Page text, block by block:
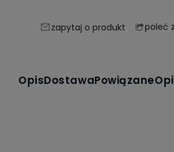
zapytaj o produkt poleć
OpisDostawaPowiązane